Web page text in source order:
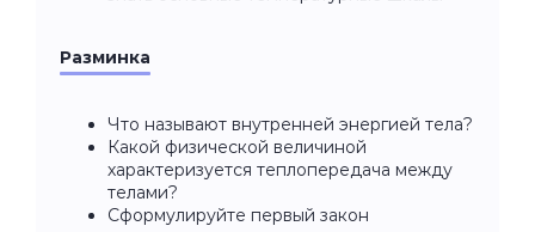
Разминка
Что называют внутренней энергией тела?
Какой физической величиной
характеризуется теплопередача между
телами?
Сформулируйте первый закон